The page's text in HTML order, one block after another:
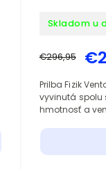
Skladom u
€296,95
Prilba Fizik
vyvinutá spolu
hmotnosť a